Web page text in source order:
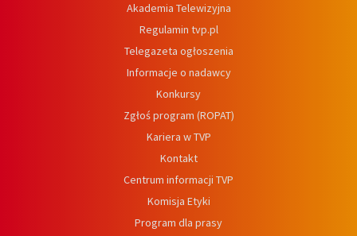
Akademia Telewizyjna
Regulamin tvp.pl
Telegazeta ogłoszenia
Informacje o nadawcy
Konkursy
Zgłoś program (ROPAT)
Kariera w TVP
Kontakt
Centrum informacji TVP
Komisja Etyki
Program dla prasy